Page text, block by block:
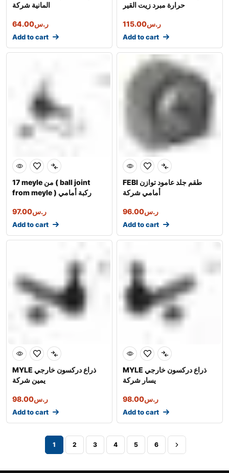
المانية شركة
ر.س64.00
Add to cart
حرارة مبرد زيت القير
ر.س115.00
Add to cart
17 meyle من ( ball joint
from meyle ) ركبة أمامي
ر.س97.00
Add to cart
FEBI طقم جلد عامود توازن
أمامي شركة
ر.س96.00
Add to cart
MYLE ذراع دركسون خارجي
يمين شركة
ر.س98.00
Add to cart
MYLE ذراع دركسون خارجي
يسار شركة
ر.س98.00
Add to cart
1 2 3 4 5 6